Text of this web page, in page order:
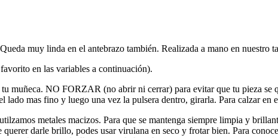
muy linda en el antebrazo también. Realizada a mano en nuestro
en las variables a continuación).
muñeca. NO FORZAR (no abrir ni cerrar) para evitar que tu pieza
mas fino y luego una vez la pulsera dentro, girarla. Para calzar en
metales macizos. Para que se mantenga siempre limpia y
darle brillo, podes usar virulana en seco y frotar bien. Para